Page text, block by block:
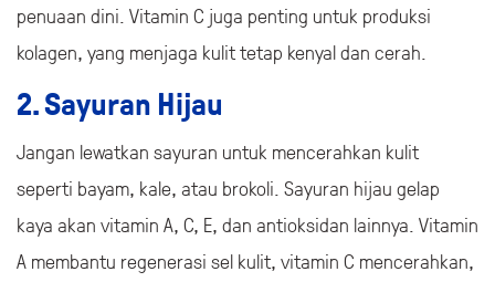
penuaan dini. Vitamin C juga penting untuk produksi
kolagen, yang menjaga kulit tetap kenyal dan cerah.
2. Sayuran Hijau
Jangan lewatkan sayuran untuk mencerahkan kulit
seperti bayam, kale, atau brokoli. Sayuran hijau gelap
kaya akan vitamin A, C, E, dan antioksidan lainnya. Vitamin
A membantu regenerasi sel kulit, vitamin C mencerahkan,